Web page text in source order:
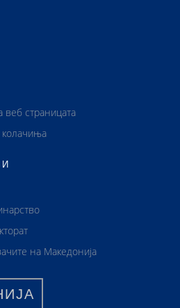
веб страницата
колачиња
на Македонија